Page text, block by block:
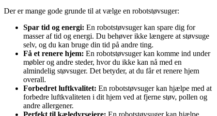
Der er mange gode grunde til at vælge en robotstøvsuger:
Spar tid og energi: En robotstøvsuger kan spare dig for
masser af tid og energi. Du behøver ikke længere at støvsuge
selv, og du kan bruge din tid på andre ting.
Få et renere hjem: En robotstøvsuger kan komme ind under
møbler og andre steder, hvor du ikke kan nå med en
almindelig støvsuger. Det betyder, at du får et renere hjem
overall.
Forbedret luftkvalitet: En robotstøvsuger kan hjælpe med at
forbedre luftkvaliteten i dit hjem ved at fjerne støv, pollen og
andre allergener.
Perfekt til kæledyrsejere: En robotstøvsuger kan hjælpe